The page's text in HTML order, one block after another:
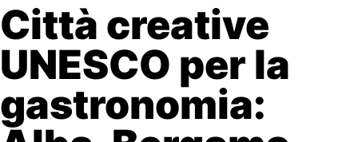
Città creative
UNESCO per la
gastronomia: